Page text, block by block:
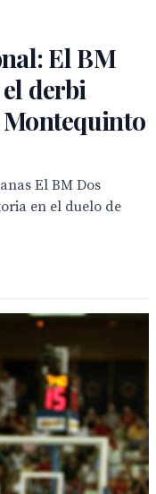
El BM
el derbi
El BM Dos
en el duelo de